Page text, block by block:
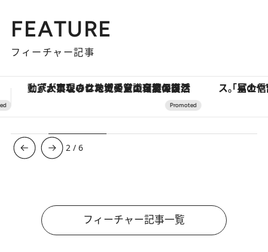
FEATURE
フィーチャー記事
「星のや富士」でデジタルデトックス。冨士信仰の歴史を辿り、心身を調える。 【夏限定ディナーコース】旬を
3 /6
フィーチャー記事一覧